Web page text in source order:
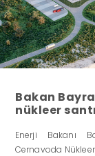
Bakan
nükleer
Enerji Bakanı
Cernavoda